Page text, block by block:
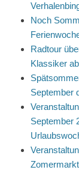
Noch
Radtour
Klassiker
September
September